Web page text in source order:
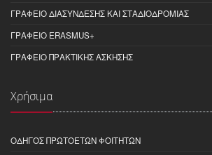
ΓΡΑΦΕΊΟ ΔΙΑΣΎΝΔΕΣΗΣ ΚΑΙ ΣΤΑΔΙΟΔΡΟΜΊΑΣ
ΓΡΑΦΕΊΟ ERASMUS+
ΓΡΑΦΕΊΟ ΠΡΑΚΤΙΚΉΣ ΆΣΚΗΣΗΣ
Χρήσιμα
ΟΔΗΓΌΣ ΠΡΩΤΟΕΤΏΝ ΦΟΙΤΗΤΏΝ